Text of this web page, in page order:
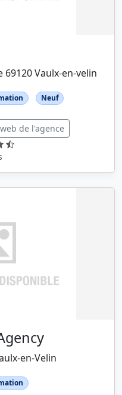
69120 Vaulx-en-velin
Neuf
de l'agence
en-Velin